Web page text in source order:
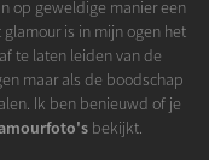
op geweldige manier een
is in mijn ogen het
te laten leiden van de
maar als de boodschap
Ik ben benieuwd of je
bekijkt.